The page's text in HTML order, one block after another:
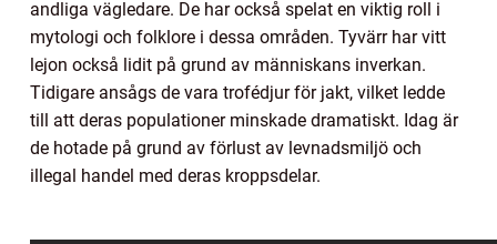
andliga vägledare. De har också spelat en viktig roll i
mytologi och folklore i dessa områden. Tyvärr har vitt
lejon också lidit på grund av människans inverkan.
Tidigare ansågs de vara trofédjur för jakt, vilket ledde
till att deras populationer minskade dramatiskt. Idag är
de hotade på grund av förlust av levnadsmiljö och
illegal handel med deras kroppsdelar.